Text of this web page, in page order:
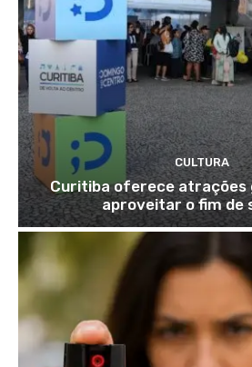
CULTURA
Curitiba oferece atrações
aproveitar o fim de